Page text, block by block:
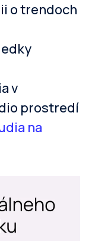
o trendoch
v
prostredí
na